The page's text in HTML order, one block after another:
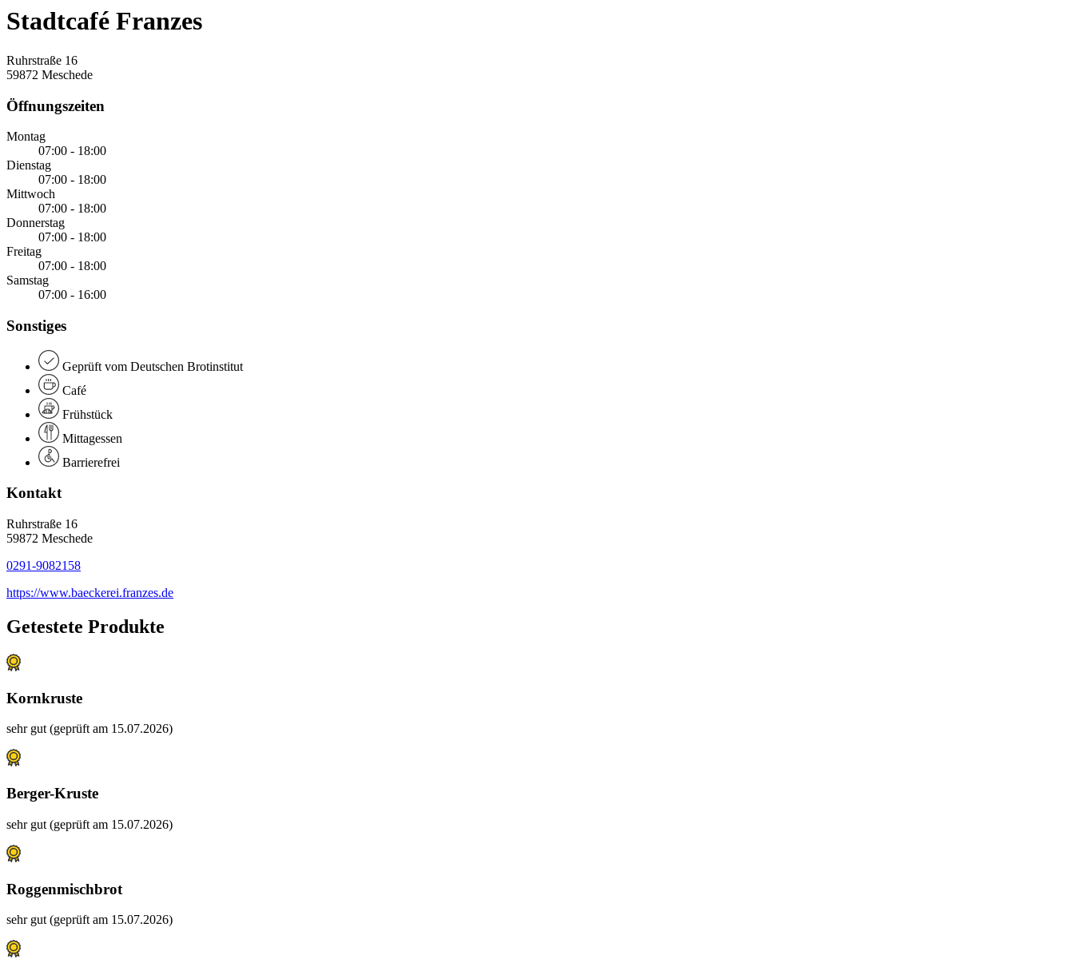
Stadtcafé Franzes
Ruhrstraße 16
59872 Meschede
Öffnungszeiten
Montag
07:00 - 18:00
Dienstag
07:00 - 18:00
Mittwoch
07:00 - 18:00
Donnerstag
07:00 - 18:00
Freitag
07:00 - 18:00
Samstag
07:00 - 16:00
Sonstiges
Geprüft vom Deutschen Brotinstitut
Café
Frühstück
Mittagessen
Barrierefrei
Kontakt
Ruhrstraße 16
59872 Meschede
0291-9082158
https://www.baeckerei.franzes.de
Getestete Produkte
Kornkruste
sehr gut (geprüft am 15.07.2026)
Berger-Kruste
sehr gut (geprüft am 15.07.2026)
Roggenmischbrot
sehr gut (geprüft am 15.07.2026)